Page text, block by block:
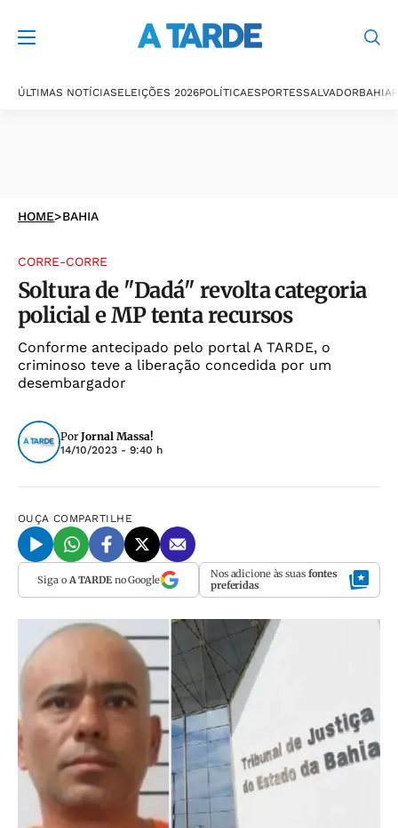
ÚLTIMAS NOTÍCIASELEIÇÕES 2026POLÍTICAESPORTESSALVADORBAHIA
HOME>BAHIA
CORRE-CORRE
Soltura de "Dadá" revolta categoria
policial e MP tenta recursos
Conforme antecipado pelo portal A TARDE, o
criminoso teve a liberação concedida por um
desembargador
Por Jornal Massa!
14/10/2023 - 9:40 h
OUÇA COMPARTILHE
Siga o A TARDEno Google Nos adicione às suas fontes
preferidas